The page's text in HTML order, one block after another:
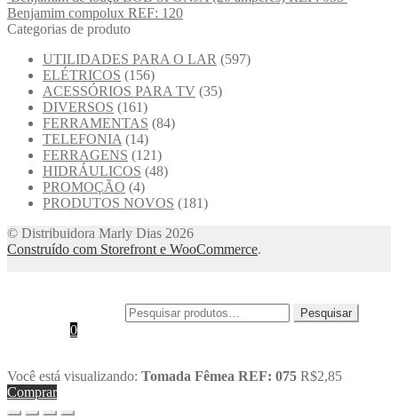
Benjamim compolux REF: 120
Categorias de produto
UTILIDADES PARA O LAR (597)
ELÉTRICOS (156)
ACESSÓRIOS PARA TV (35)
DIVERSOS (161)
FERRAMENTAS (84)
TELEFONIA (14)
FERRAGENS (121)
HIDRÁULICOS (48)
PROMOÇÃO (4)
PRODUTOS NOVOS (181)
© Distribuidora Marly Dias 2026
Construído com Storefront e WooCommerce.
Pesquisar
0
Você está visualizando: Tomada Fêmea REF: 075 R$2,85
Comprar